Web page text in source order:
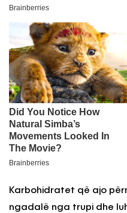
Karbohidratet që ajo
ngadalë nga trupi dhe